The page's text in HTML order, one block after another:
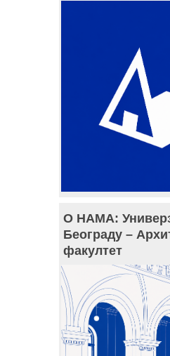
О НАМА:
Београду –
факултет